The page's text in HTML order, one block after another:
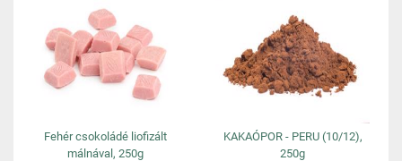
Fehér csokoládé liofizált
málnával, 250g
KAKAÓPOR - PERU (10/12),
250g